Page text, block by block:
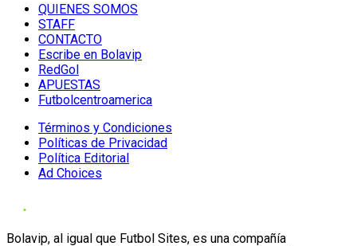
QUIENES SOMOS
STAFF
CONTACTO
Escribe en Bolavip
RedGol
APUESTAS
Futbolcentroamerica
Términos y Condiciones
Políticas de Privacidad
Política Editorial
Ad Choices
Bolavip, al igual que Futbol Sites, es una compañía